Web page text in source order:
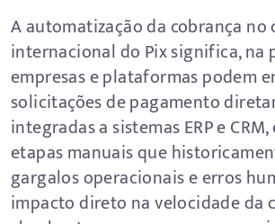
A automatização da cobrança no
internacional do Pix significa, na
empresas e plataformas podem
solicitações de pagamento
integradas a sistemas ERP e
etapas manuais que
gargalos operacionais e erros
impacto direto na velocidade da